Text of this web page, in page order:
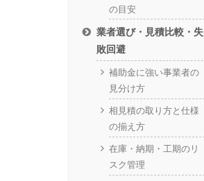
の目安
業者選び・見積比較・失
敗回避
補助金に強い事業者の
見分け方
相見積の取り方と仕様
の揃え方
在庫・納期・工期のリ
スク管理